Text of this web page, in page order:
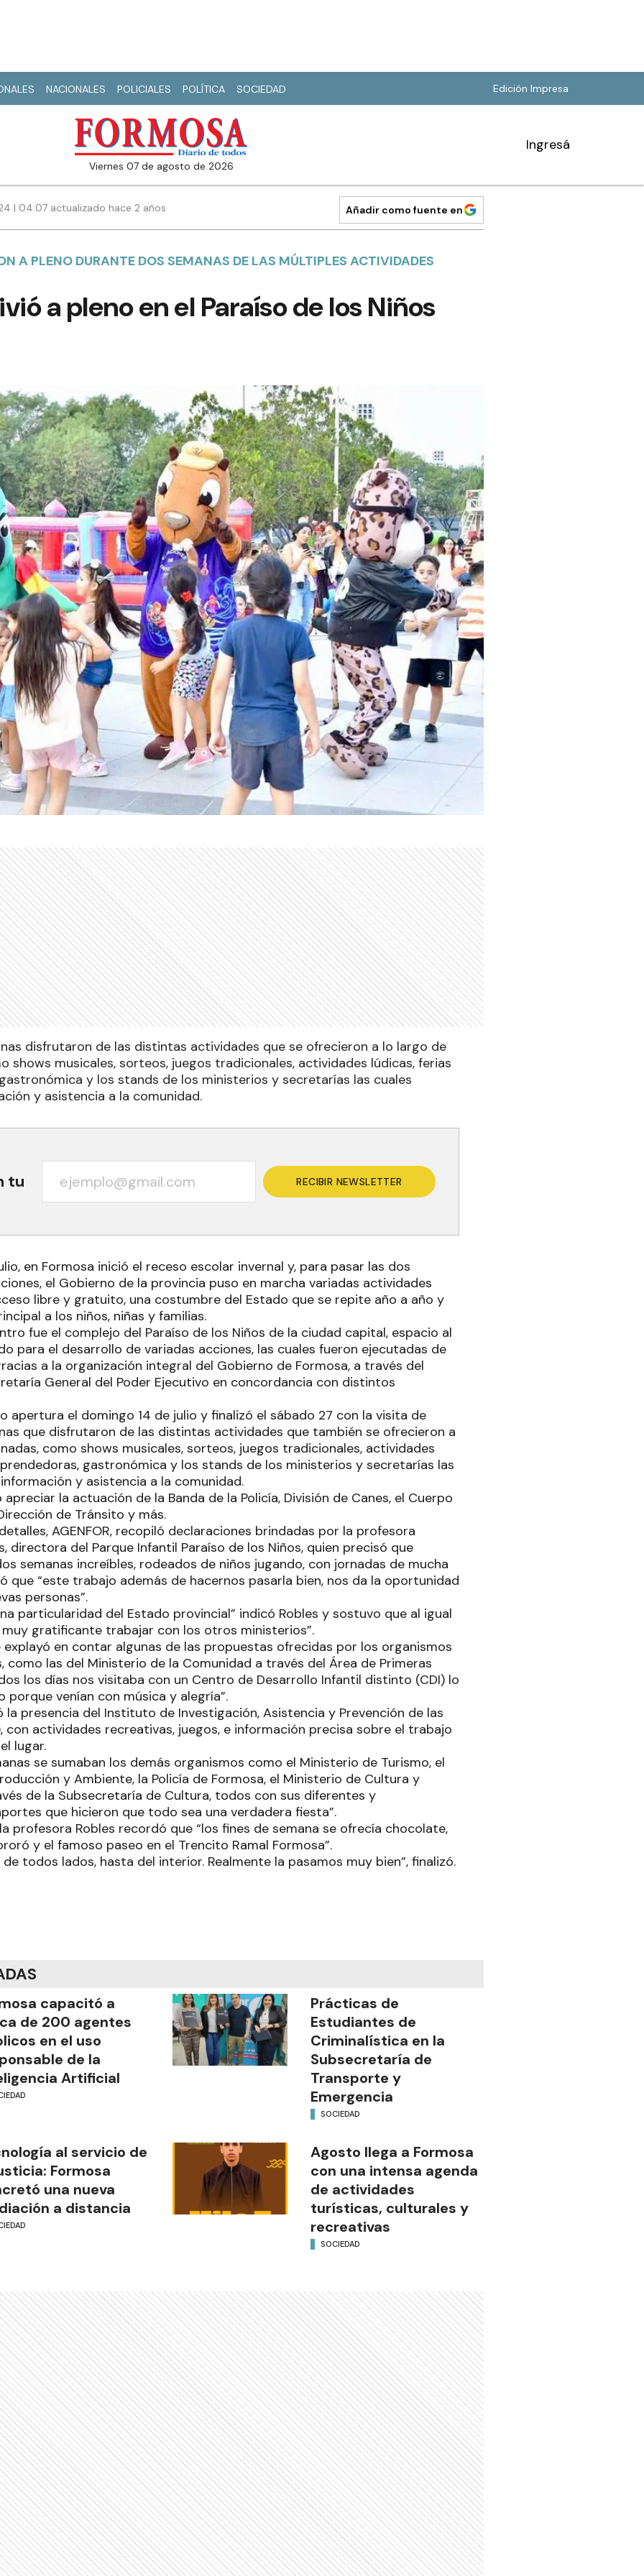
NACIONALES POLICIALES POLÍTICA SOCIEDAD Edición Impresa
viernes 07 de agosto de 2026
Ingresá
| 04:07 actualizado hace 2 años Añadir como fuente en
A PLENO DURANTE DOS SEMANAS DE LAS MÚLTIPLES ACTIVIDADES
a pleno en el Paraíso de los Niños
disfrutaron de las distintas actividades que se ofrecieron a lo largo de
shows musicales, sorteos, juegos tradicionales, actividades lúdicas, ferias
y los stands de los ministerios y secretarías las cuales
y asistencia a la comunidad.
tu RECIBIR NEWSLETTER
en Formosa inició el receso escolar invernal y, para pasar las dos
el Gobierno de la provincia puso en marcha variadas actividades
libre y gratuito, una costumbre del Estado que se repite año a año y
a los niños, niñas y familias.
fue el complejo del Paraíso de los Niños de la ciudad capital, espacio al
para el desarrollo de variadas acciones, las cuales fueron ejecutadas de
a la organización integral del Gobierno de Formosa, a través del
General del Poder Ejecutivo en concordancia con distintos
apertura el domingo 14 de julio y finalizó el sábado 27 con la visita de
que disfrutaron de las distintas actividades que también se ofrecieron a
como shows musicales, sorteos, juegos tradicionales, actividades
gastronómica y los stands de los ministerios y secretarías las
y asistencia a la comunidad.
apreciar la actuación de la Banda de la Policía, División de Canes, el Cuerpo
de Tránsito y más.
AGENFOR, recopiló declaraciones brindadas por la profesora
directora del Parque Infantil Paraíso de los Niños, quien precisó que
semanas increíbles, rodeados de niños jugando, con jornadas de mucha
que “este trabajo además de hacernos pasarla bien, nos da la oportunidad
personas”.
particularidad del Estado provincial” indicó Robles y sostuvo que al igual
muy gratificante trabajar con los otros ministerios”.
explayó en contar algunas de las propuestas ofrecidas por los organismos
como las del Ministerio de la Comunidad a través del Área de Primeras
los días nos visitaba con un Centro de Desarrollo Infantil distinto (CDI) lo
porque venían con música y alegría”.
la presencia del Instituto de Investigación, Asistencia y Prevención de las
con actividades recreativas, juegos, e información precisa sobre el trabajo
lugar.
se sumaban los demás organismos como el Ministerio de Turismo, el
y Ambiente, la Policía de Formosa, el Ministerio de Cultura y
de la Subsecretaría de Cultura, todos con sus diferentes y
que hicieron que todo sea una verdadera fiesta”.
profesora Robles recordó que “los fines de semana se ofrecía chocolate,
y el famoso paseo en el Trencito Ramal Formosa”.
todos lados, hasta del interior. Realmente la pasamos muy bien”, finalizó.
capacitó a
de 200 agentes
en el uso
de la
Artificial
Prácticas de
Estudiantes de
Criminalística en la
Subsecretaría de
Transporte y
Emergencia
SOCIEDAD
al servicio de
Formosa
una nueva
a distancia
Agosto llega a Formosa
con una intensa agenda
de actividades
turísticas, culturales y
recreativas
SOCIEDAD